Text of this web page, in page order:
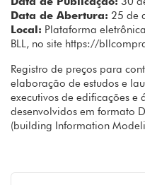
Data de Abertura: 25 de
Local: Plataforma
BLL, no site https://
Registro de preços para
elaboração de estudos e
executivos de edificações e
desenvolvidos em formato
(building Information